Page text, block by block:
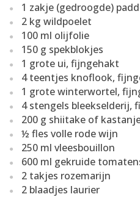
1 zakje (gedroogde)
2 kg wildpoelet
100 ml olijfolie
150 g spekblokjes
1 grote ui, fijngehakt
4 teentjes knoflook,
1 grote winterwortel,
4 stengels bleekselderij,
200 g shiitake of
½ fles volle rode wijn
250 ml vleesbouillon
600 ml gekruide
2 takjes rozemarijn
2 blaadjes laurier